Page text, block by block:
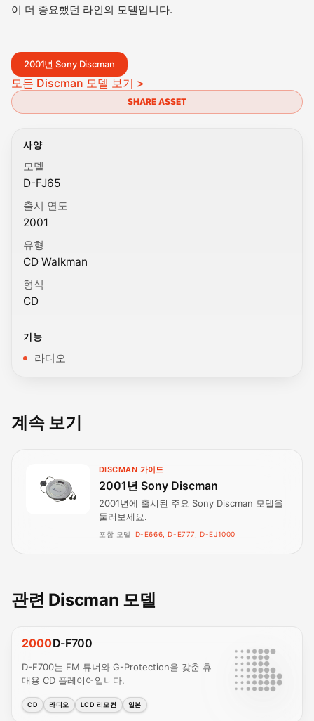
이 더 중요했던 라인의 모델입니다.
2001년 Sony Discman
모든 Discman 모델 보기 >
SHARE ASSET
사양
모델
D-FJ65
출시 연도
2001
유형
CD Walkman
형식
CD
기능
라디오
계속 보기
DISCMAN 가이드
2001년 Sony Discman
2001년에 출시된 주요 Sony Discman 모델을
둘러보세요.
포함 모델 D-E666, D-E777, D-EJ1000
관련 Discman 모델
2000D-F700
D-F700는 FM 튜너와 G-Protection을 갖춘 휴
대용 CD 플레이어입니다.
CD 라디오 LCD 리모컨 일본